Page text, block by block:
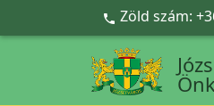
Ugrás a fő tartalomra
 Zöld szám: